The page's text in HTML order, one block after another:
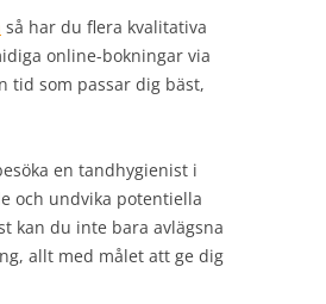
så har du flera kvalitativa
online-bokningar via
tid som passar dig bäst,
en tandhygienist i
och undvika potentiella
kan du inte bara avlägsna
allt med målet att ge dig